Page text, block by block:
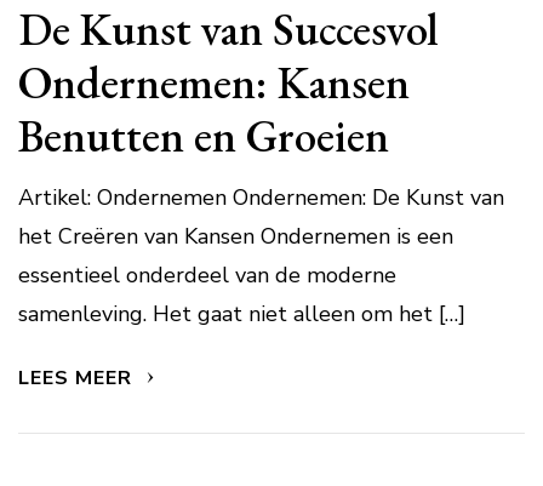
De Kunst van Succesvol
Ondernemen: Kansen
Benutten en Groeien
Artikel: Ondernemen Ondernemen: De Kunst van
het Creëren van Kansen Ondernemen is een
essentieel onderdeel van de moderne
samenleving. Het gaat niet alleen om het […]
LEES MEER